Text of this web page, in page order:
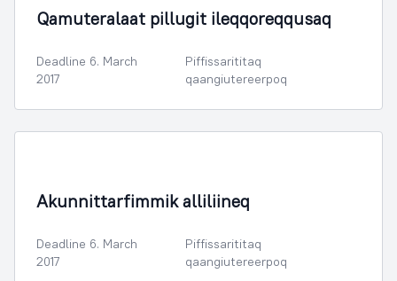
Qamuteralaat pillugit ileqqoreqqusaq
Deadline 6. March
2017
Piffissarititaq
qaangiutereerpoq
Akunnittarfimmik alliliineq
Deadline 6. March
2017
Piffissarititaq
qaangiutereerpoq